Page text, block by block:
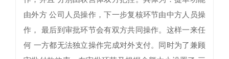
由外方 公司人员操作，下一步复核环节由中方人员操
作， 最后到审批环节会有双方共同操作。这样一来任
何 一方都无法独立操作完成对外支付。同时为了兼顾